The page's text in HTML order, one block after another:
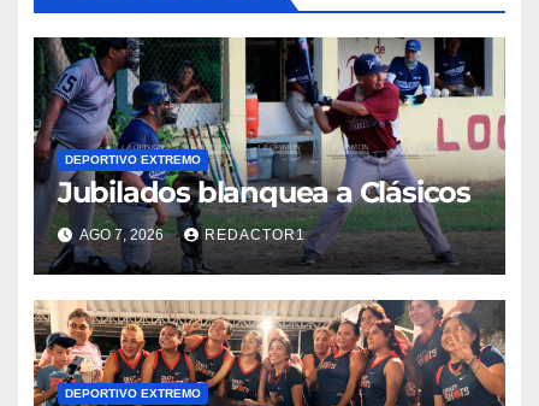
DEPORTIVO EXTREMO
Jubilados blanquea a Clásicos
AGO 7, 2026 REDACTOR1
DEPORTIVO EXTREMO